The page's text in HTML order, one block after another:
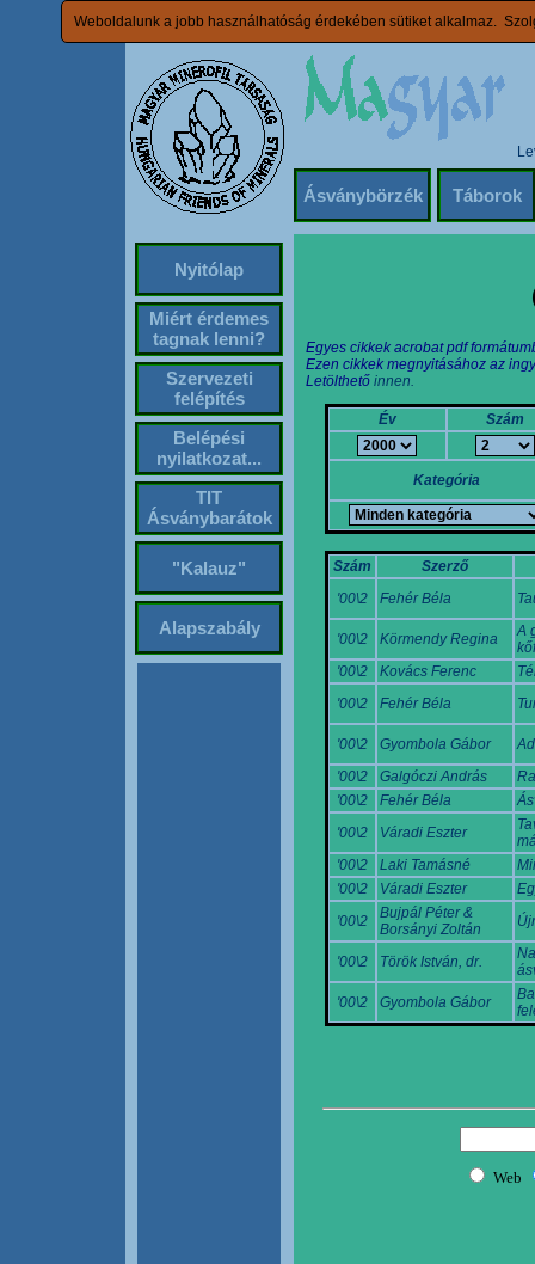
Weboldalunk a jobb használhatóság érdekében sütiket alkalmaz.
Ásványbörzék Táborok
Nyitólap
Miért érdemes
tagnak lenni?
Szervezeti
felépítés
Belépési
nyilatkozat...
TIT
Ásványbarátok
"Kalauz"
Alapszabály
Egyes cikkek acrobat pdf
Ezen cikkek megnyitásához az
Letölthető innen.
Év Szám
Kategória
Szám
Szerző
'00\2
Fehér Béla
'00\2 Körmendy Regina
A
'00\2
Kovács Ferenc
'00\2
Fehér Béla
'00\2 Gyombola Gábor
'00\2
Galgóczi András
'00\2
Fehér Béla
'00\2
Váradi Eszter
'00\2
Laki Tamásné
'00\2
Váradi Eszter
'00\2
Bujpál Péter &
Borsányi Zoltán
'00\2 Török István, dr.
'00\2
Gyombola Gábor